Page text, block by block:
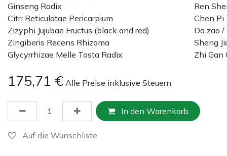
Ginseng Radix
Ren
Citri Reticulatae Pericarpium
Chen Pi
Zizyphi Jujubae Fructus (black and red)
Da zao
Zingiberis Recens Rhizoma
Sheng
Glycyrrhizae Melle Tosta Radix
Zhi Gan
175,71 € Alle Preise inklusive Steuern
In den Warenkorb
Auf die Wunschliste